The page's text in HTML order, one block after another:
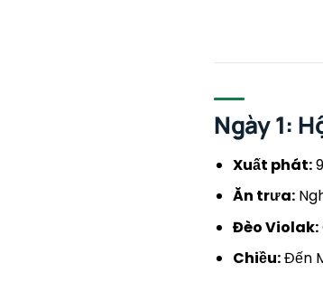
Ngày 1:
Xuất phát:
Ăn trưa:
Đèo Violak:
Chiều:Đến